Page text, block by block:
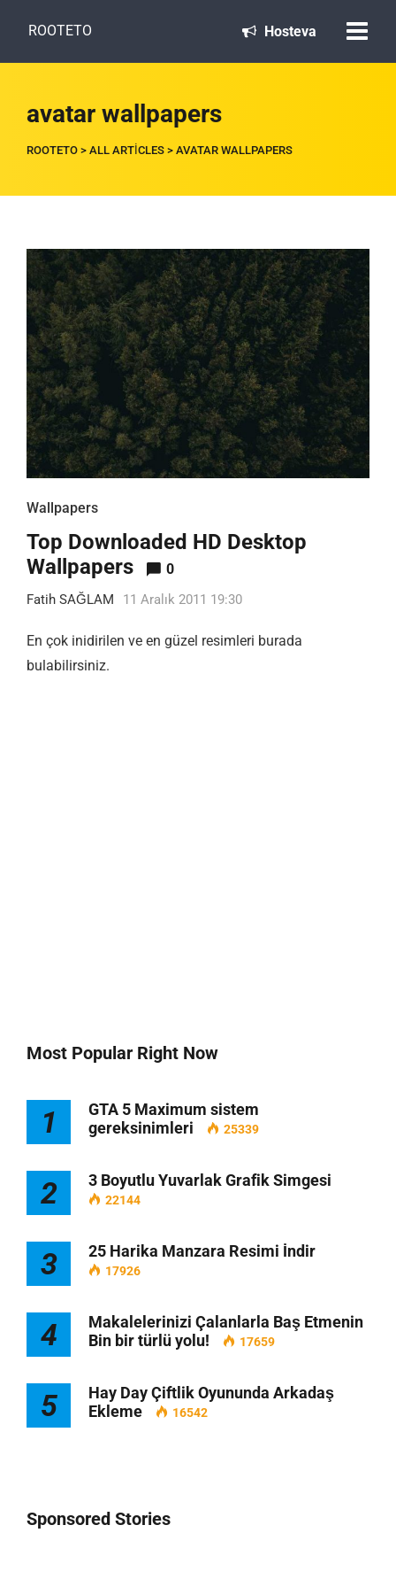
ROOTETO Hosteva
avatar wallpapers
ROOTETO > ALL ARTICLES > AVATAR WALLPAPERS
Wallpapers
Top Downloaded HD Desktop
Wallpapers
0
Fatih SAĞLAM 11 Aralık 2011 19:30
En çok inidirilen ve en güzel resimleri burada
bulabilirsiniz.
Most Popular Right Now
1
GTA 5 Maximum sistem
gereksinimleri
25339
2 3 Boyutlu Yuvarlak Grafik Simgesi
22144
3 25 Harika Manzara Resimi İndir
17926
4
Makalelerinizi Çalanlarla Baş Etmenin
Bin bir türlü yolu!
17659
5
Hay Day Çiftlik Oyununda Arkadaş
Ekleme
16542
Sponsored Stories